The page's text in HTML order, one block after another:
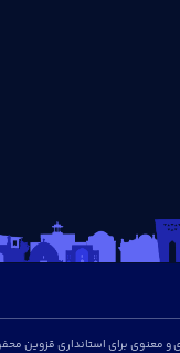
و معنوی برای استانداری قزوین